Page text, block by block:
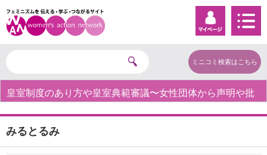
ミニコミ検索はこちら
皇室制度のあり方や皇室典範審議〜女性団体から声明や批
みるとるみ